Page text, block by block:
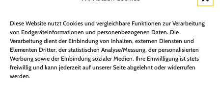
Diese Website nutzt Cookies und vergleichbare Funktionen zur Verarbeitung
von Endgeräteinformationen und personenbezogenen Daten. Die
Verarbeitung dient der Einbindung von Inhalten, externen Diensten und
Elementen Dritter, der statistischen Analyse/Messung, der personalisierten
Werbung sowie der Einbindung sozialer Medien. Ihre Einwilligung ist stets
freiwillig und kann jederzeit auf unserer Seite abgelehnt oder widerrufen
werden.
Pressemitteilungen
Mitglied werden
Kontakt